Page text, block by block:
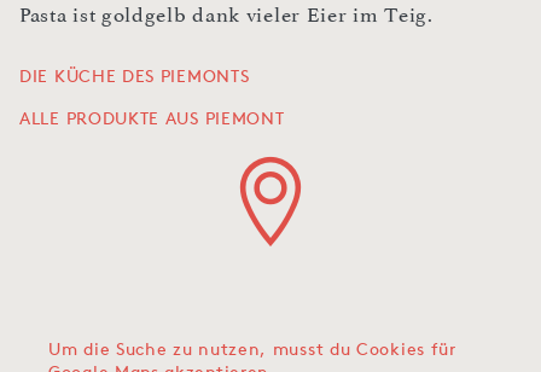
Pasta ist goldgelb dank vieler Eier im Teig.
DIE KÜCHE DES PIEMONTS
ALLE PRODUKTE AUS PIEMONT
Um die Suche zu nutzen, musst du Cookies für